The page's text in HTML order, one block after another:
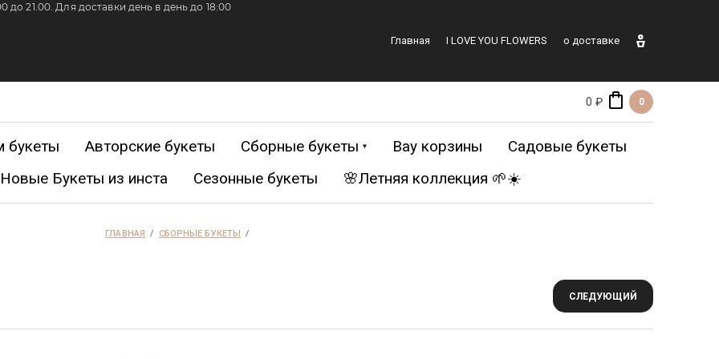
Главная I LOVE YOU FLOWERS о доставке
21.00. Для доставки день в день до 18:00
0 ₽ 0
букеты Авторские букеты Сборные букеты
Размер L от 9000-15000
Вау корзины
Садовые букеты
Новые Букеты из инста Сезонные букеты 🌸Летняя коллекция 🌱☀️
ГЛАВНАЯ
  /
СБОРНЫЕ БУКЕТЫ
  /
СЛЕДУЮЩИЙ